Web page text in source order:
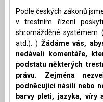
Podle českých zákonů
v trestním řízení
shromážděné systémem
atd.). ) Žádáme vás,
nedávali komentáře,
podstatu některých
právu. Zejména
podněcující násilí nebo
barvy pleti, jazyka, víry